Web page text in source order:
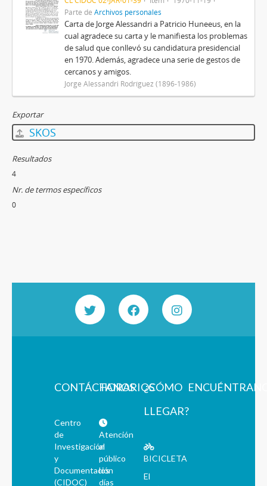
Parte deArchivos personales
Carta de Jorge Alessandri a Patricio Huneeus, en la
cual agradece su carta y le manifiesta los problemas
de salud que conllevó su candidatura presidencial
en 1970. Además, agradece una serie de gestos de
cercanos y amigos.
Jorge Alessandri Rodríguez (1896-1986)
Exportar
SKOS
Resultados
4
Nr. de termos específicos
0
CONTÁCTANOS
Centro
de
Investigación
y
Documentación
(CIDOC)
HORARIOS
Atención
al
público
los
días
¿CÓMO
LLEGAR?
BICICLETA
El